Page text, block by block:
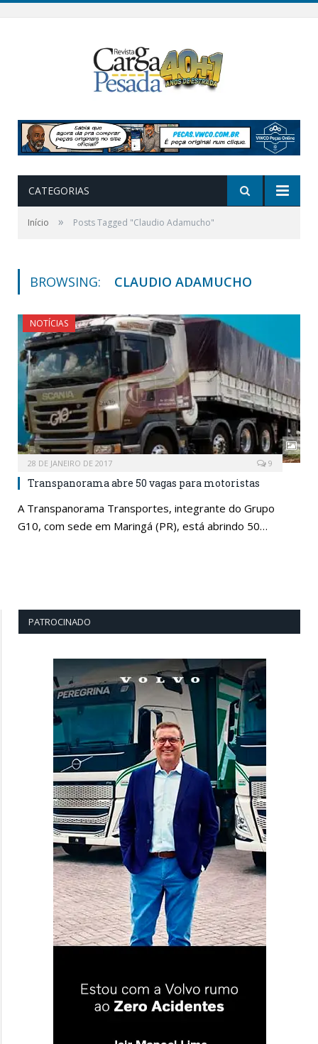
CATEGORIAS
Início » Posts Tagged "Claudio Adamucho"
BROWSING: CLAUDIO ADAMUCHO
NOTÍCIAS
28 DE JANEIRO DE 2017 9
Transpanorama abre 50 vagas para motoristas
A Transpanorama Transportes, integrante do Grupo
G10, com sede em Maringá (PR), está abrindo 50…
PATROCINADO